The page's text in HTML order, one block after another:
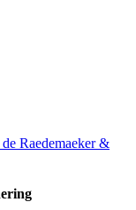
Raedemaeker &